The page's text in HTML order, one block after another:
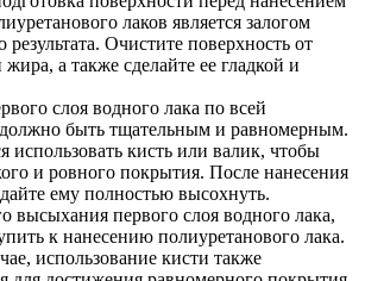
лаков является залогом
результата. Очистите поверхность от
а также сделайте ее гладкой и
слоя водного лака по всей
быть тщательным и равномерным.
использовать кисть или валик, чтобы
и ровного покрытия. После нанесения
ему полностью высохнуть.
высыхания первого слоя водного лака,
к нанесению полиуретанового лака.
использование кисти также